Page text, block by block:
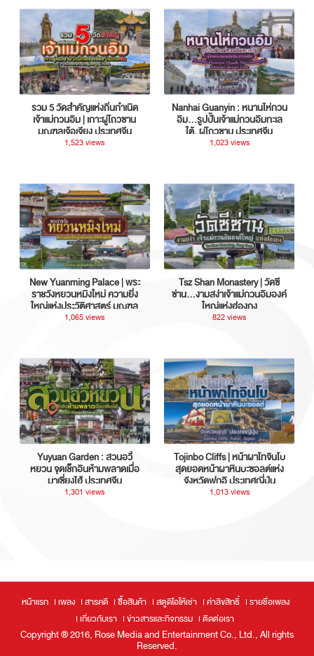
รวม 5 วัดสำคัญแห่งถิ่นกำเนิด
เจ้าแม่กวนอิม | เกาะผู่โถวซาน
มณฑลเจ้อเจียง ประเทศจีน
1,523 views
Nanhai Guanyin : หนานไห่กวน
อิม...รูปปั้นเจ้าแม่กวนอิมทะเล
ใต้, ผู่โถวซาน ประเทศจีน
1,023 views
New Yuanming Palace | พระ
ราชวังหยวนหมิงใหม่ ความยิ่ง
ใหญ่แห่งประวัติศาสตร์ มณฑล
กวางตุ้ง ประเทศจีน
1,065 views
Tsz Shan Monastery | วัดซี
ซ่าน…งามสง่าเจ้าแม่กวนอิมองค์
ใหญ่แห่งฮ่องกง
822 views
Yuyuan Garden : สวนอวี้
หยวน จุดเช็กอินห้ามพลาดเมื่อ
มาเซี่ยงไฮ้ ประเทศจีน
1,301 views
Tojinbo Cliffs | หน้าผาโทจินโบ
สุดยอดหน้าผาหินบะซอลต์แห่ง
จังหวัดฟุกุอิ ประเทศญี่ปุ่น
1,013 views
หน้าแรก เพลง สารคดี ซื้อสินค้า สตูดิโอให้เช่า ค่าลิขสิทธิ์
รายชื่อเพลง
เกี่ยวกับเรา
ข่าวสารและกิจกรรม ติดต่อเรา
Copyright ® 2016, Rose Media and Entertainment Co., Ltd., All rights
Reserved.